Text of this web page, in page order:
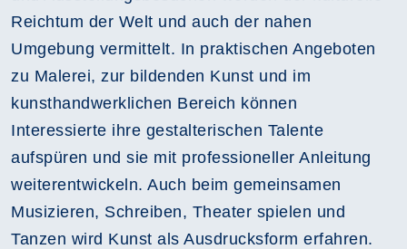
Reichtum der Welt und auch der nahen
Umgebung vermittelt. In praktischen Angeboten
zu Malerei, zur bildenden Kunst und im
kunsthandwerklichen Bereich können
Interessierte ihre gestalterischen Talente
aufspüren und sie mit professioneller Anleitung
weiterentwickeln. Auch beim gemeinsamen
Musizieren, Schreiben, Theater spielen und
Tanzen wird Kunst als Ausdrucksform erfahren.